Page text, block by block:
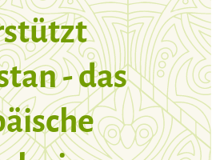
- das